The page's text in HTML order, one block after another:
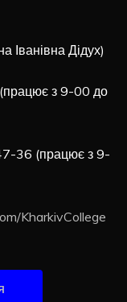
Дідух)
з 9-00 до
36 (працює з 9-
KharkivCollege